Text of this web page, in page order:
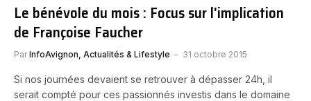
Le bénévole du mois : Focus sur l'implication
de Françoise Faucher
Par InfoAvignon, Actualités & Lifestyle 31 octobre 2015
Si nos journées devaient se retrouver à dépasser 24h, il
serait compté pour ces passionnés investis dans le domaine